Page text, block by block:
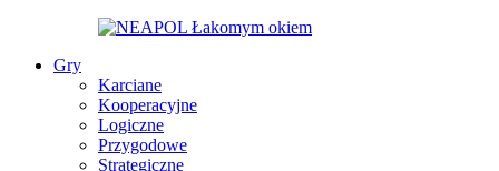
Gry
Karciane
Kooperacyjne
Logiczne
Przygodowe
Strategiczne